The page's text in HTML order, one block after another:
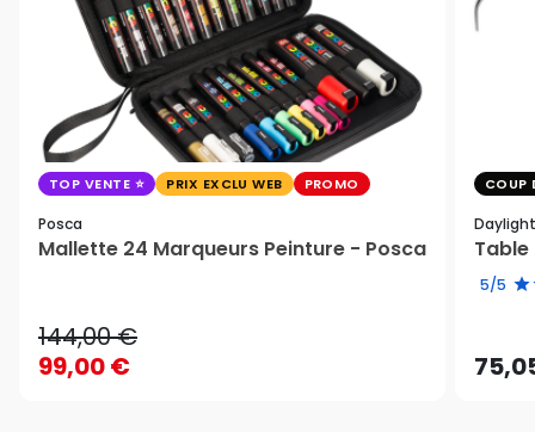
TOP VENTE PRIX EXCLU WEB PROMO
Posca
Mallette 24 Marqueurs Peinture - Posca
144,00 €
99,00 €
COUP
Daylight
Table
5/5